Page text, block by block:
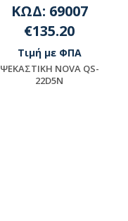
ΚΩΔ: 69007
€135.20
Τιμή με ΦΠΑ
ΨEKAΣTIKH NOVA QS-
22D5N